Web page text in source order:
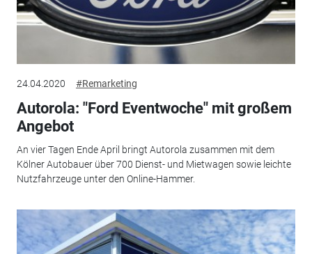
24.04.2020 #Remarketing
Autorola: "Ford Eventwoche" mit großem
Angebot
An vier Tagen Ende April bringt Autorola zusammen mit dem
Kölner Autobauer über 700 Dienst- und Mietwagen sowie leichte
Nutzfahrzeuge unter den Online-Hammer.